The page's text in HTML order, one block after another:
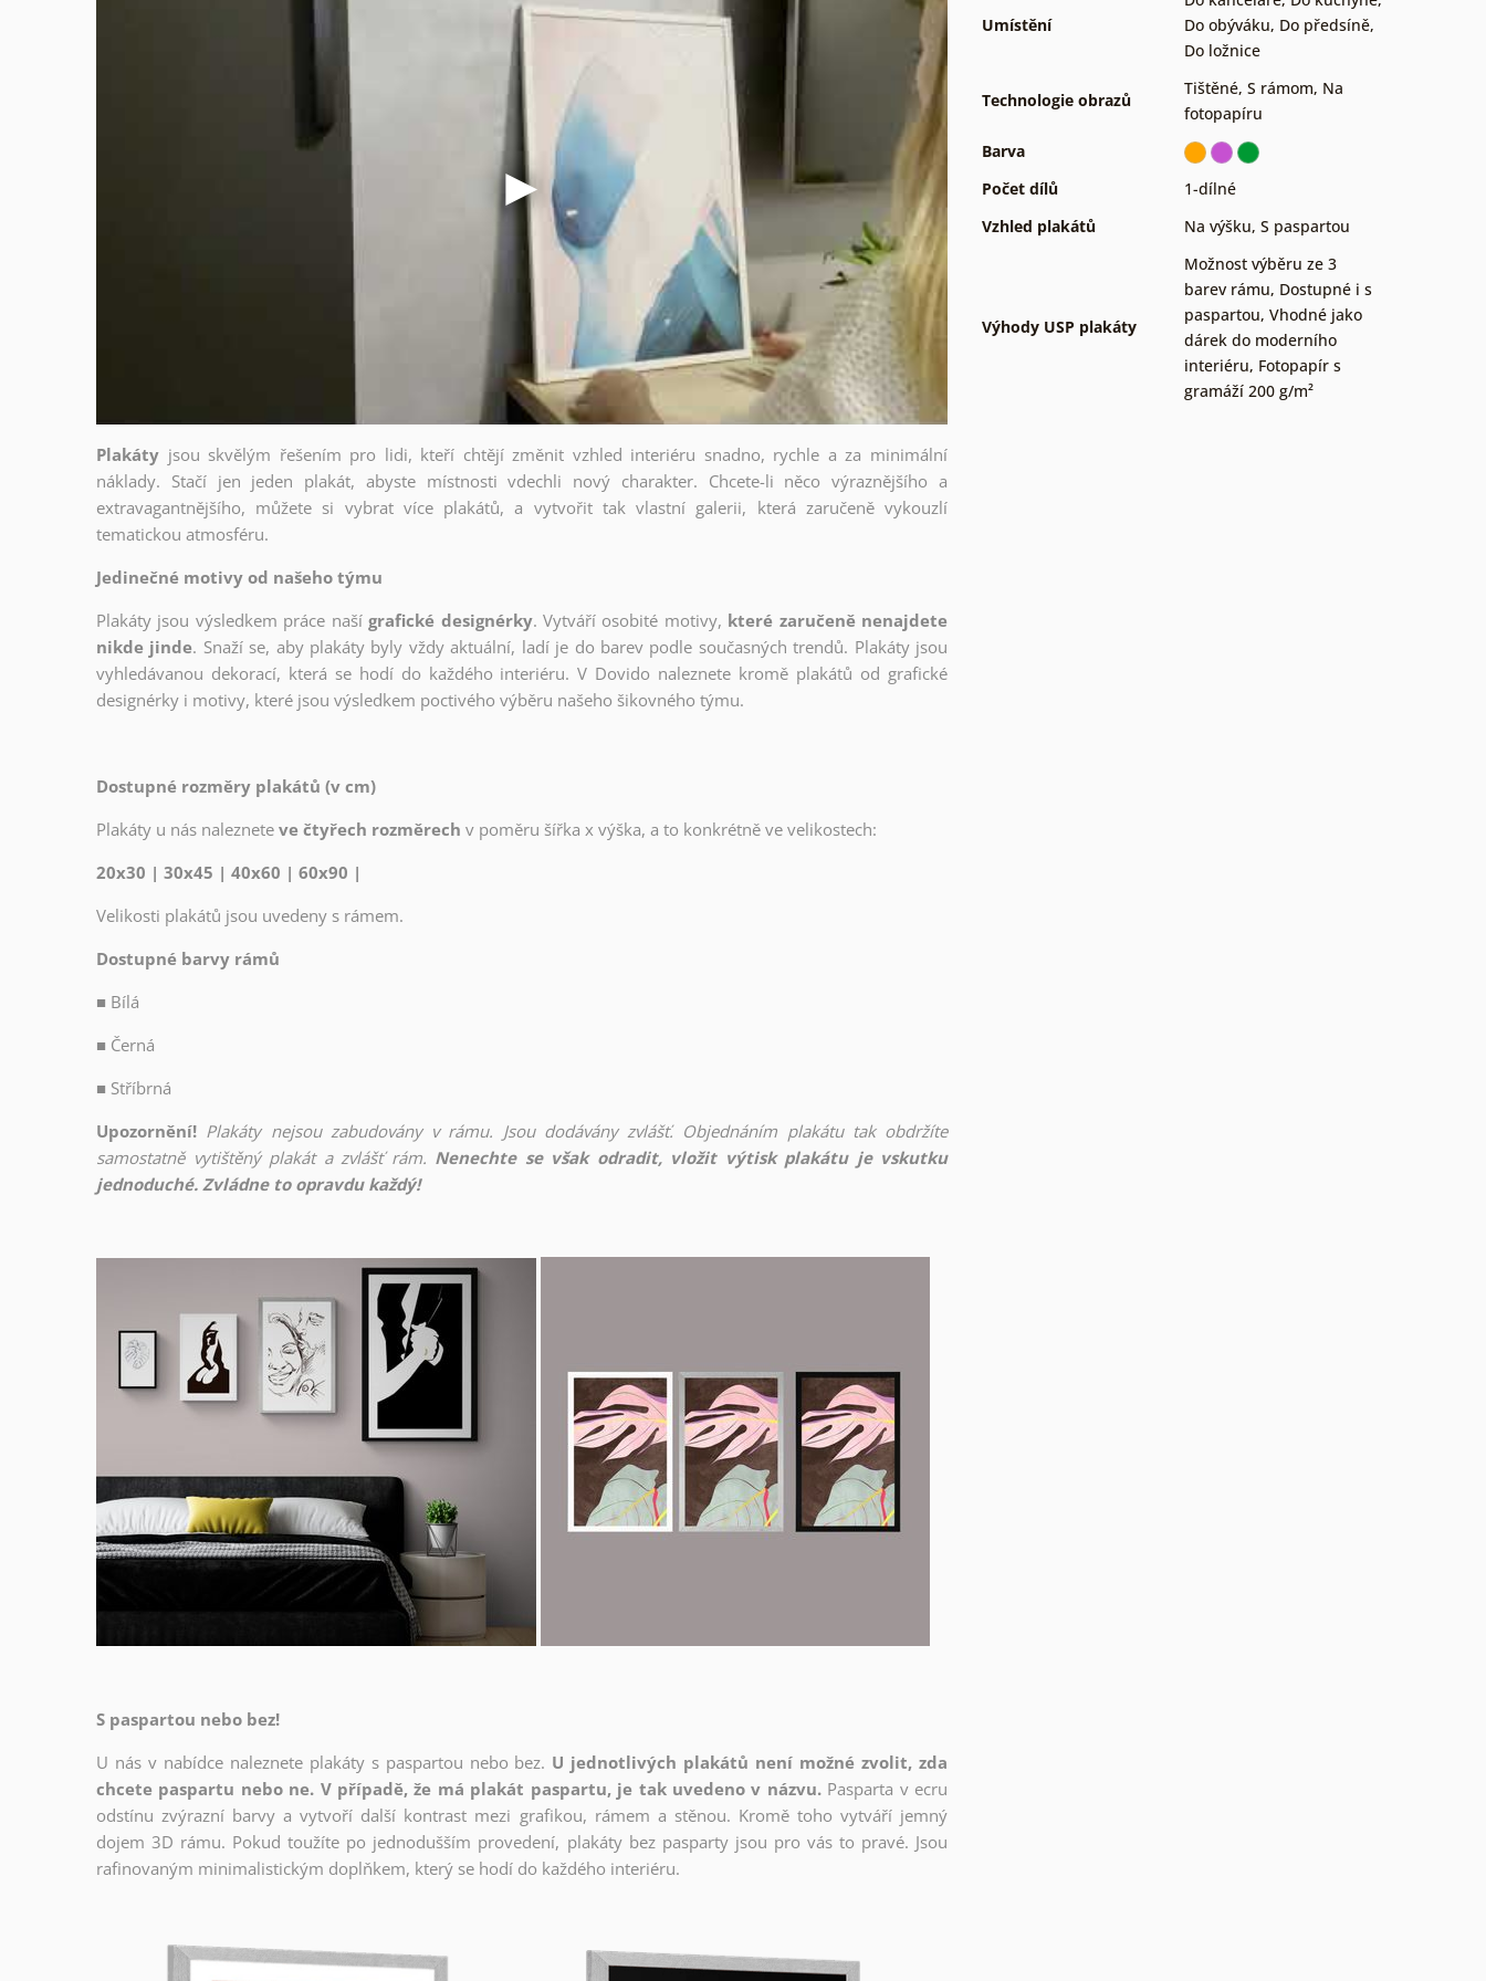
Plakáty jsou skvělým řešením pro lidi, kteří chtějí změnit vzhled interiéru snadno, rychle a za minimální
náklady. Stačí jen jeden plakát, abyste místnosti vdechli nový charakter. Chcete-li něco výraznějšího a
extravagantnějšího, můžete si vybrat více plakátů, a vytvořit tak vlastní galerii, která zaručeně vykouzlí
tematickou atmosféru.
Jedinečné motivy od našeho týmu
Plakáty jsou výsledkem práce naší grafické designérky. Vytváří osobité motivy, které zaručeně nenajdete
nikde jinde. Snaží se, aby plakáty byly vždy aktuální, ladí je do barev podle současných trendů. Plakáty jsou
vyhledávanou dekorací, která se hodí do každého interiéru. V Dovido naleznete kromě plakátů od grafické
designérky i motivy, které jsou výsledkem poctivého výběru našeho šikovného týmu.
Dostupné rozměry plakátů (v cm)
Plakáty u nás naleznete ve čtyřech rozměrech v poměru šířka x výška, a to konkrétně ve velikostech:
20x30 | 30x45 | 40x60 | 60x90 |
Velikosti plakátů jsou uvedeny s rámem.
Dostupné barvy rámů
■ Bílá
■ Černá
■ Stříbrná
Upozornění! Plakáty nejsou zabudovány v rámu. Jsou dodávány zvlášť. Objednáním plakátu tak obdržíte
samostatně vytištěný plakát a zvlášť rám. Nenechte se však odradit, vložit výtisk plakátu je vskutku
jednoduché. Zvládne to opravdu každý!
S paspartou nebo bez!
U nás v nabídce naleznete plakáty s paspartou nebo bez. U jednotlivých plakátů není možné zvolit, zda
chcete paspartu nebo ne. V případě, že má plakát paspartu, je tak uvedeno v názvu. Pasparta v ecru
odstínu zvýrazní barvy a vytvoří další kontrast mezi grafikou, rámem a stěnou. Kromě toho vytváří jemný
dojem 3D rámu. Pokud toužíte po jednodušším provedení, plakáty bez pasparty jsou pro vás to pravé. Jsou
rafinovaným minimalistickým doplňkem, který se hodí do každého interiéru.
Umístění
Do obýváku, Do předsíně,
Do ložnice
Technologie obrazů
Tištěné, S rámom, Na
fotopapíru
Barva
Počet dílů
1-dílné
Vzhled plakátů
Na výšku, S paspartou
Výhody USP plakáty
Možnost výběru ze 3
barev rámu, Dostupné i s
paspartou, Vhodné jako
dárek do moderního
interiéru, Fotopapír s
gramáží 200 g/m²